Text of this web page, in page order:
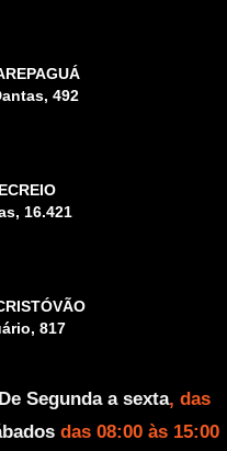
492
16.421
817
De Segunda a sexta, das
das 08:00 às 15:00